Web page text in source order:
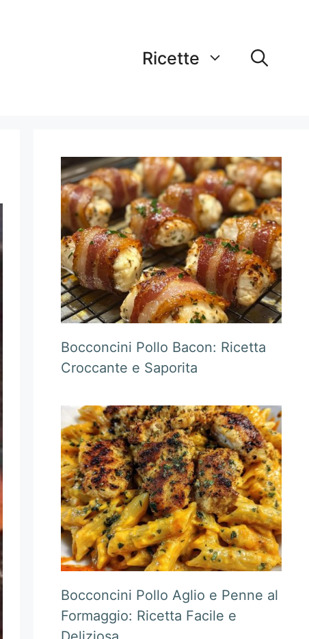
Ricette
Bocconcini Pollo Bacon: Ricetta
Croccante e Saporita
Bocconcini Pollo Aglio e Penne al
Formaggio: Ricetta Facile e